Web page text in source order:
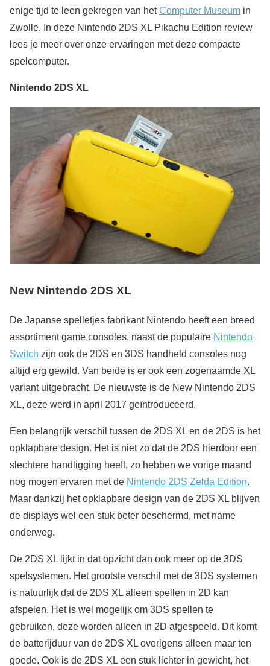
enige tijd te leen gekregen van hetComputer Museum in
Zwolle. In deze Nintendo 2DS XL Pikachu Edition review
lees je meer over onze ervaringen met deze compacte
spelcomputer.
Nintendo 2DS XL
New Nintendo 2DS XL
De Japanse spelletjes fabrikant Nintendo heeft een breed
assortiment game consoles, naast de populaire Nintendo
Switch zijn ook de 2DS en 3DS handheld consoles nog
altijd erg gewild. Van beide is er ook een zogenaamde XL
variant uitgebracht. De nieuwste is de New Nintendo 2DS
XL, deze werd in april 2017 geïntroduceerd.
Een belangrijk verschil tussen de 2DS XL en de 2DS is het
opklapbare design. Het is niet zo dat de 2DS hierdoor een
slechtere handligging heeft, zo hebben we vorige maand
nog mogen ervaren met de Nintendo 2DS Zelda Edition.
Maar dankzij het opklapbare design van de 2DS XL blijven
de displays wel een stuk beter beschermd, met name
onderweg.
De 2DS XL lijkt in dat opzicht dan ook meer op de 3DS
spelsystemen. Het grootste verschil met de 3DS systemen
is natuurlijk dat de 2DS XL alleen spellen in 2D kan
afspelen. Het is wel mogelijk om 3DS spellen te
gebruiken, deze worden alleen in 2D afgespeeld. Dit komt
de batterijduur van de 2DS XL overigens alleen maar ten
goede. Ook is de 2DS XL een stuk lichter in gewicht, het